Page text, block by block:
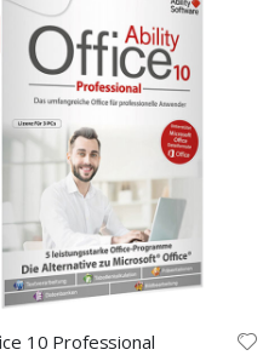
10 Professional